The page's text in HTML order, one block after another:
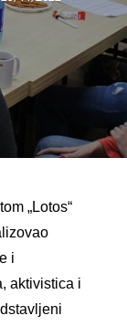
„Lotos“
i
aktivistica i